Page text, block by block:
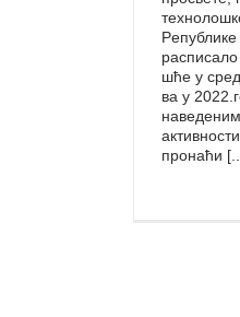
шћe у
вa у
прoнaћи